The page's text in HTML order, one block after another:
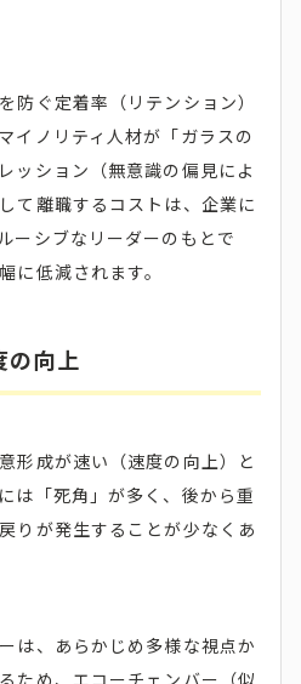
防ぐ定着率（リテンション）
イノリティ人材が「ガラスの
ッション（無意識の偏見によ
て離職するコストは、企業に
ーシブなリーダーのもとで
に低減されます。
の向上
形成が速い（速度の向上）と
は「死角」が多く、後から重
りが発生することが少なくあ
は、あらかじめ多様な視点か